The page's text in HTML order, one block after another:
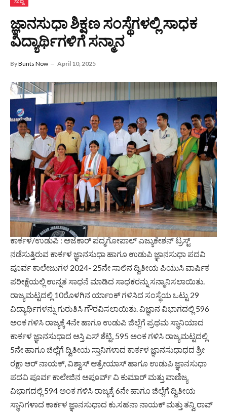
ಜ್ಞಾನಸುಧಾ ಶಿಕ್ಷಣ ಸಂಸ್ಥೆಗಳಲ್ಲಿ ಸಾಧಕ
ವಿದ್ಯಾರ್ಥಿಗಳಿಗೆ ಸನ್ಮಾನ
ByBunts Now April 10, 2025
ಕಾರ್ಕಳ/ಉಡುಪಿ : ಅಜೆಕಾರ್ ಪದ್ಮಗೋಪಾಲ್ ಎಜ್ಯುಕೇಶನ್ ಟ್ರಸ್ಟ್
ನಡೆಸುತ್ತಿರುವ ಕಾರ್ಕಳ ಜ್ಞಾನಸುಧಾ ಹಾಗೂ ಉಡುಪಿ ಜ್ಞಾನಸುಧಾ ಪದವಿ
ಪೂರ್ವ ಕಾಲೇಜುಗಳ 2024- 25ನೇ ಸಾಲಿನ ದ್ವಿತೀಯ ಪಿಯುಸಿ ವಾರ್ಷಿಕ
ಪರೀಕ್ಷೆಯಲ್ಲಿ ಉನ್ನತ ಸಾಧನೆ ಮಾಡಿದ ಸಾಧಕರನ್ನು ಸನ್ಮಾನಿಸಲಾಯಿತು.
ರಾಜ್ಯಮಟ್ಟದಲ್ಲಿ 10ರೊಳಗಿನ ರ್ಯಾಂಕ್ ಗಳಿಸಿದ ಸಂಸ್ಥೆಯ ಒಟ್ಟು 29
ವಿದ್ಯಾರ್ಥಿಗಳನ್ನು ಗುರುತಿಸಿ ಗೌರವಿಸಲಾಯಿತು. ವಿಜ್ಞಾನ ವಿಭಾಗದಲ್ಲಿ 596
ಅಂಕ ಗಳಿಸಿ ರಾಜ್ಯಕ್ಕೆ 4ನೇ ಹಾಗೂ ಉಡುಪಿ ಜಿಲ್ಲೆಗೆ ಪ್ರಥಮ ಸ್ಥಾನಿಯಾದ
ಕಾರ್ಕಳ ಜ್ಞಾನಸುಧಾದ ಆಸ್ತಿ ಎಸ್ ಶೆಟ್ಟಿ, 595 ಅಂಕ ಗಳಿಸಿ ರಾಜ್ಯಮಟ್ಟದಲ್ಲಿ
5ನೇ ಹಾಗೂ ಜಿಲ್ಲೆಗೆ ದ್ವಿತೀಯ ಸ್ತಾನಿಗಳಾದ ಕಾರ್ಕಳ ಜ್ಞಾನಸುಧಾಧದ ಶ್ರೀ
ರಕ್ಷಾ ಆರ್ ನಾಯಕ್, ವಿಶ್ವಾಸ್ ಆತ್ರೇಯಾಸ್ ಹಾಗೂ ಉಡುಪಿ ಜ್ಞಾನಸುಧಾ
ಪದವಿ ಪೂರ್ವ ಕಾಲೇಜಿನ ಅಪೂರ್ವ್ ವಿ ಕುಮಾರ್ ಮತ್ತು ವಾಣಿಜ್ಯ
ವಿಭಾಗದಲ್ಲಿ 594 ಅಂಕ ಗಳಿಸಿ ರಾಜ್ಯಕ್ಕೆ 6ನೇ ಹಾಗೂ ಜಿಲ್ಲೆಗೆ ದ್ವಿತೀಯ
ಸ್ಥಾನಿಗಳಾದ ಕಾರ್ಕಳ ಜ್ಞಾನಸುಧಾದ ಕು.ಸಹನಾ ನಾಯಕ್ ಮತ್ತು ತನ್ವಿ ರಾವ್